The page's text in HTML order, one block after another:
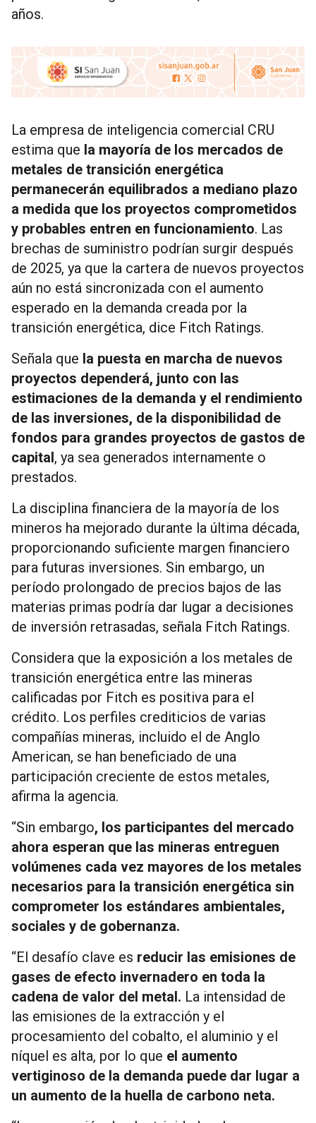
años.
La empresa de inteligencia comercial CRU
estima que la mayoría de los mercados de
metales de transición energética
permanecerán equilibrados a mediano plazo
a medida que los proyectos comprometidos
y probables entren en funcionamiento. Las
brechas de suministro podrían surgir después
de 2025, ya que la cartera de nuevos proyectos
aún no está sincronizada con el aumento
esperado en la demanda creada por la
transición energética, dice Fitch Ratings.
Señala que la puesta en marcha de nuevos
proyectos dependerá, junto con las
estimaciones de la demanda y el rendimiento
de las inversiones, de la disponibilidad de
fondos para grandes proyectos de gastos de
capital, ya sea generados internamente o
prestados.
La disciplina financiera de la mayoría de los
mineros ha mejorado durante la última década,
proporcionando suficiente margen financiero
para futuras inversiones. Sin embargo, un
período prolongado de precios bajos de las
materias primas podría dar lugar a decisiones
de inversión retrasadas, señala Fitch Ratings.
Considera que la exposición a los metales de
transición energética entre las mineras
calificadas por Fitch es positiva para el
crédito. Los perfiles crediticios de varias
compañías mineras, incluido el de Anglo
American, se han beneficiado de una
participación creciente de estos metales,
afirma la agencia.
“Sin embargo, los participantes del mercado
ahora esperan que las mineras entreguen
volúmenes cada vez mayores de los metales
necesarios para la transición energética sin
comprometer los estándares ambientales,
sociales y de gobernanza.
“El desafío clave es reducir las emisiones de
gases de efecto invernadero en toda la
cadena de valor del metal. La intensidad de
las emisiones de la extracción y el
procesamiento del cobalto, el aluminio y el
níquel es alta, por lo que el aumento
vertiginoso de la demanda puede dar lugar a
un aumento de la huella de carbono neta.